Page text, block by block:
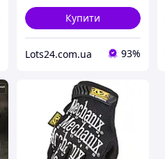
Купити
Lots24.com.ua 93%